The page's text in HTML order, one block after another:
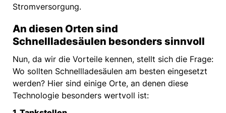
Stromversorgung.
An diesen Orten sind
Schnellladesäulen besonders sinnvoll
Nun, da wir die Vorteile kennen, stellt sich die Frage:
Wo sollten Schnellladesäulen am besten eingesetzt
werden? Hier sind einige Orte, an denen diese
Technologie besonders wertvoll ist: